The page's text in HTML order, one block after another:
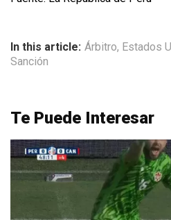
In this article: Árbitro, Estados
Sanción
Te Puede Interesar